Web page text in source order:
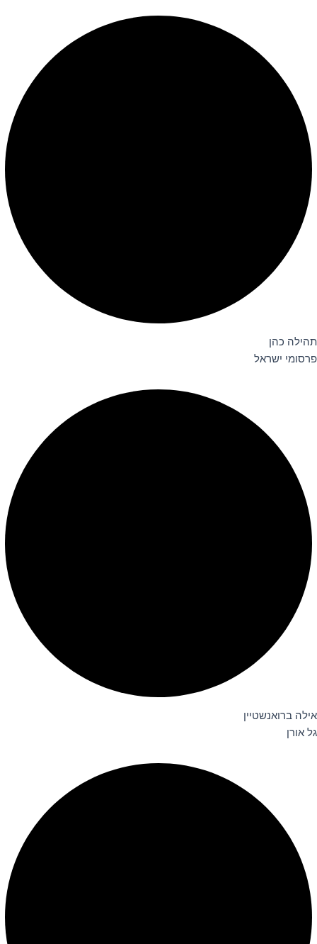
תהילה כהן
פרסומי ישראל
אילה ברואנשטיין
גל אורן